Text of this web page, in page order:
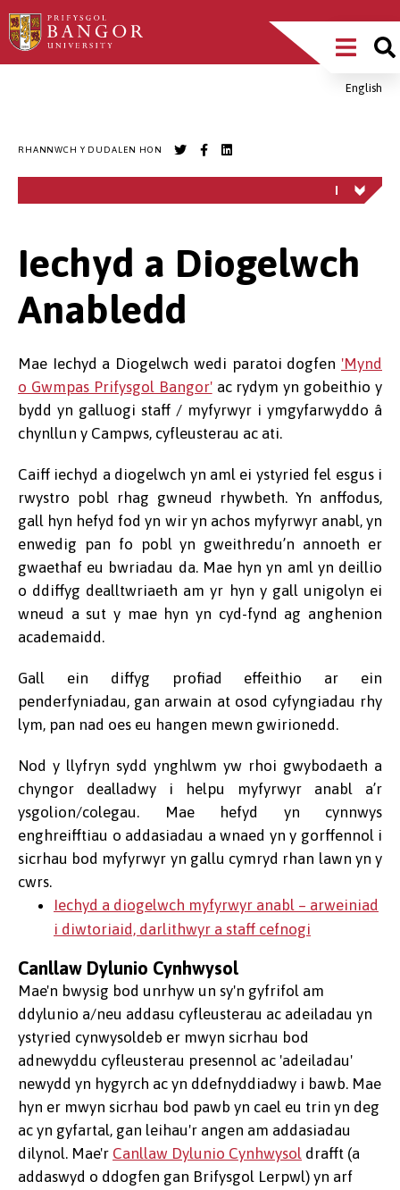
Sgipiwch
i’r
Main
MenuEnglish
RHANNWCH Y DUDALEN HON
Iechyd a Diogelwch
Anabledd
Mae Iechyd a Diogelwch wedi paratoi dogfen 'Mynd
o Gwmpas Prifysgol Bangor'ac rydym yn gobeithio y
bydd yn galluogi staff / myfyrwyr i ymgyfarwyddo â
chynllun y Campws, cyfleusterau ac ati.
Caiff iechyd a diogelwch yn aml ei ystyried fel esgus i
rwystro pobl rhag gwneud rhywbeth. Yn anffodus,
gall hyn hefyd fod yn wir yn achos myfyrwyr anabl, yn
enwedig pan fo pobl yn gweithredu’n annoeth er
gwaethaf eu bwriadau da. Mae hyn yn aml yn deillio
o ddiffyg dealltwriaeth am yr hyn y gall unigolyn ei
wneud a sut y mae hyn yn cyd-fynd ag anghenion
academaidd.
Gall ein diffyg profiad effeithio ar ein
penderfyniadau, gan arwain at osod cyfyngiadau rhy
lym, pan nad oes eu hangen mewn gwirionedd.
Nod y llyfryn sydd ynghlwm yw rhoi gwybodaeth a
chyngor dealladwy i helpu myfyrwyr anabl a’r
ysgolion/colegau. Mae hefyd yn cynnwys
enghreifftiau o addasiadau a wnaed yn y gorffennol i
sicrhau bod myfyrwyr yn gallu cymryd rhan lawn yn y
cwrs.
Iechyd a diogelwch myfyrwyr anabl – arweiniad
i diwtoriaid, darlithwyr a staff cefnogi
Canllaw Dylunio Cynhwysol
Mae'n bwysig bod unrhyw un sy'n gyfrifol am
ddylunio a/neu addasu cyfleusterau ac adeiladau yn
ystyried cynwysoldeb er mwyn sicrhau bod
adnewyddu cyfleusterau presennol ac 'adeiladau'
newydd yn hygyrch ac yn ddefnyddiadwy i bawb. Mae
hyn er mwyn sicrhau bod pawb yn cael eu trin yn deg
ac yn gyfartal, gan leihau'r angen am addasiadau
dilynol. Mae'r Canllaw Dylunio Cynhwysol drafft (a
addaswyd o ddogfen gan Brifysgol Lerpwl) yn arf